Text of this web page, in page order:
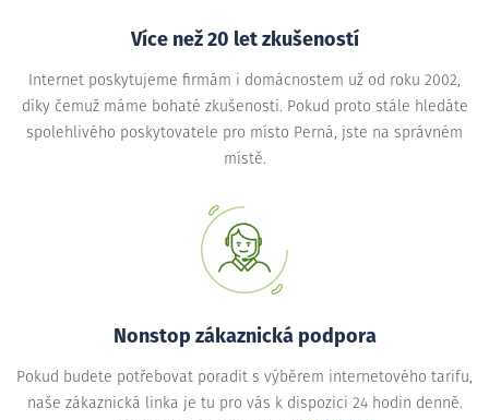
Více než 20 let zkušeností
Internet poskytujeme firmám i domácnostem už od roku 2002,
díky čemuž máme bohaté zkušenosti. Pokud proto stále hledáte
spolehlivého poskytovatele pro místo Perná, jste na správném
místě.
Nonstop zákaznická podpora
Pokud budete potřebovat poradit s výběrem internetového tarifu,
naše zákaznická linka je tu pro vás k dispozici 24 hodin denně.